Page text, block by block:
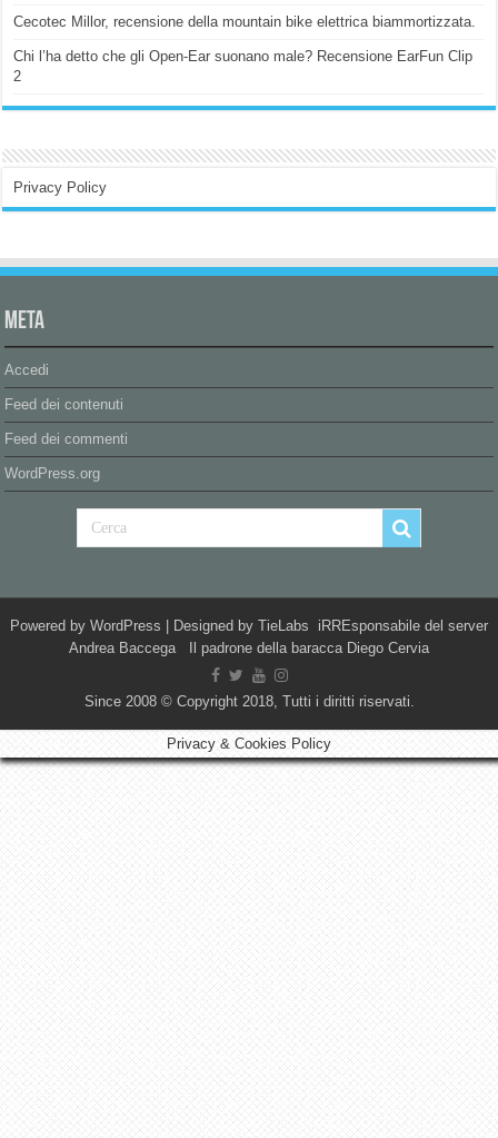
Cecotec Millor, recensione della mountain bike elettrica biammortizzata.
Chi l’ha detto che gli Open-Ear suonano male? Recensione EarFun Clip
2
Privacy Policy
Meta
Accedi
Feed dei contenuti
Feed dei commenti
WordPress.org
Powered by WordPress | Designed by TieLabs iRREsponsabile del server
Andrea Baccega Il padrone della baracca Diego Cervia
Since 2008 © Copyright 2018, Tutti i diritti riservati.
Privacy & Cookies Policy